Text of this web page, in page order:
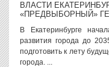
ВЛАСТИ
«ПРЕДВЫБОРНЫЙ»
В Екатеринбурге
развития города до
подготовить к лету
города. ...